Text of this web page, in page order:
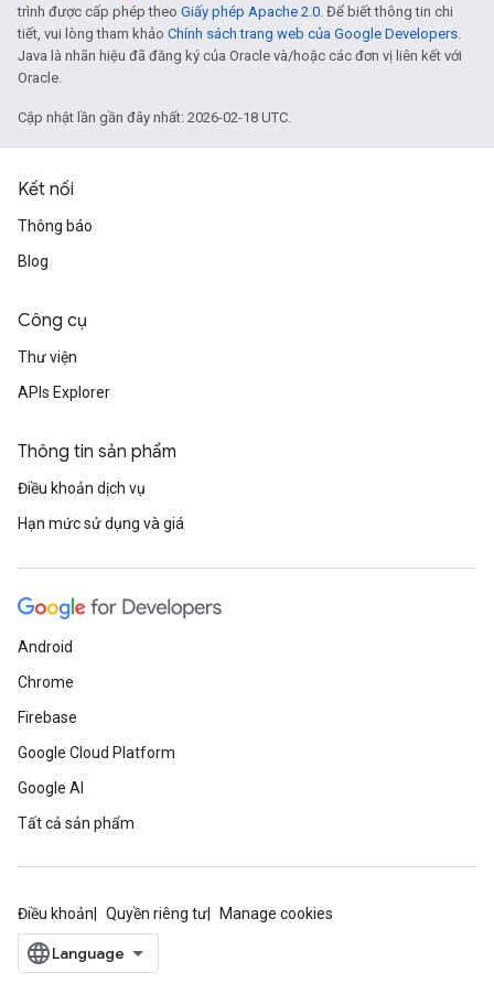
trình được cấp phép theo Giấy phép Apache 2.0. Để biết thông tin chi
tiết, vui lòng tham khảo Chính sách trang web của Google Developers.
Java là nhãn hiệu đã đăng ký của Oracle và/hoặc các đơn vị liên kết với
Oracle.
Cập nhật lần gần đây nhất: 2026-02-18 UTC.
Kết nối
Thông báo
Blog
Công cụ
Thư viện
APIs Explorer
Thông tin sản phẩm
Điều khoản dịch vụ
Hạn mức sử dụng và giá
Android
Chrome
Firebase
Google Cloud Platform
Google AI
Tất cả sản phẩm
Điều khoản Quyền riêng tư Manage cookies